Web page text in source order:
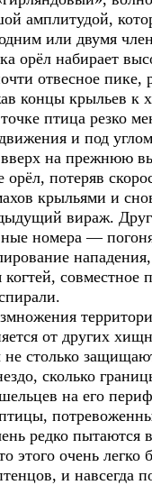
амплитудой,
или двумя
орёл набирает
отвесное пике,
концы крыльев к
птица резко
и под
вверх на прежнюю
орёл, потеряв
крыльями и
вираж.
номера —
нападения,
совместное
от других
не столько
сколько
на его
редко пытаются
этого очень легко
и навсегда